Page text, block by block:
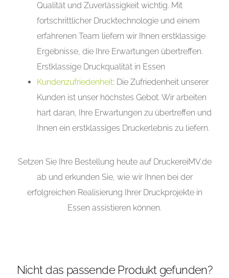
Qualität und Zuverlässigkeit wichtig. Mit
fortschrittlicher Drucktechnologie und einem
erfahrenen Team liefern wir Ihnen erstklassige
Ergebnisse, die Ihre Erwartungen übertreffen.
Erstklassige Druckqualität in Essen
Kundenzufriedenheit: Die Zufriedenheit unserer
Kunden ist unser höchstes Gebot. Wir arbeiten
hart daran, Ihre Erwartungen zu übertreffen und
Ihnen ein erstklassiges Druckerlebnis zu liefern.
Setzen Sie Ihre Bestellung heute auf DruckereiMV.de
ab und erkunden Sie, wie wir Ihnen bei der
erfolgreichen Realisierung Ihrer Druckprojekte in
Essen assistieren können.
Nicht das passende Produkt gefunden?